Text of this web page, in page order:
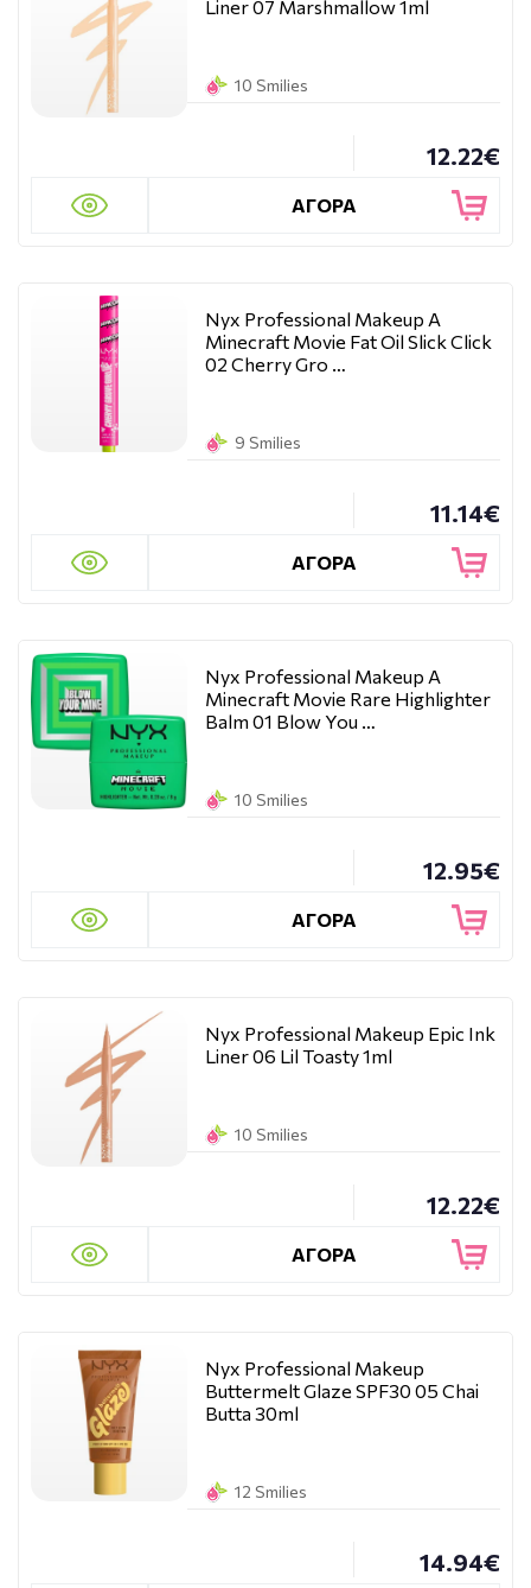
Liner 07 Marshmallow 1ml
10 Smilies
12.22€
ΑΓΟΡΑ
Nyx Professional Makeup A
Minecraft Movie Fat Oil Slick Click
02 Cherry Gro …
9 Smilies
11.14€
ΑΓΟΡΑ
Nyx Professional Makeup A
Minecraft Movie Rare Highlighter
Balm 01 Blow You …
10 Smilies
12.95€
ΑΓΟΡΑ
Nyx Professional Makeup Epic Ink
Liner 06 Lil Toasty 1ml
10 Smilies
12.22€
ΑΓΟΡΑ
Nyx Professional Makeup
Buttermelt Glaze SPF30 05 Chai
Butta 30ml
12 Smilies
14.94€